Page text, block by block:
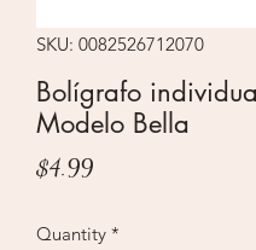
SKU: 0082526712070
Bolígrafo
Modelo Bella
$4.99Price
Quantity *